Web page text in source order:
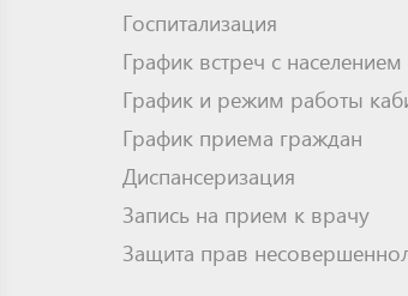
Госпитализация
График встреч с населением
График и режим работы
График приема граждан
Диспансеризация
Запись на прием к врачу
Защита прав